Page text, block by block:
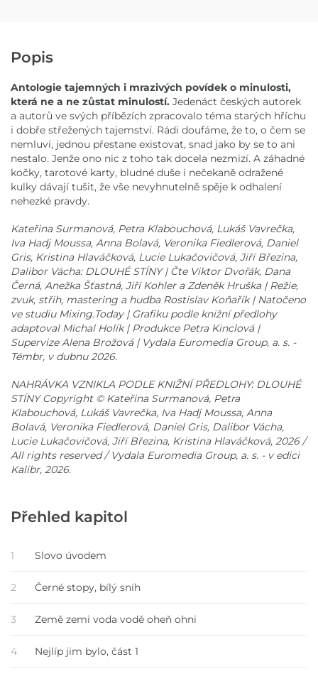
Popis
Antologie tajemných i mrazivých povídek o minulosti,
která ne a ne zůstat minulostí. Jedenáct českých autorek
a autorů ve svých příbězích zpracovalo téma starých hříchu
i dobře střežených tajemství. Rádi doufáme, že to, o čem se
nemluví, jednou přestane existovat, snad jako by se to ani
nestalo. Jenže ono nic z toho tak docela nezmizí. A záhadné
kočky, tarotové karty, bludné duše i nečekaně odražené
kulky dávají tušit, že vše nevyhnutelně spěje k odhalení
nehezké pravdy.
Kateřina Surmanová, Petra Klabouchová, Lukáš Vavrečka,
Iva Hadj Moussa, Anna Bolavá, Veronika Fiedlerová, Daniel
Gris, Kristina Hlaváčková, Lucie Lukačovičová, Jiří Březina,
Dalibor Vácha: DLOUHÉ STÍNY | Čte Viktor Dvořák, Dana
Černá, Anežka Šťastná, Jiří Kohler a Zdeněk Hruška | Režie,
zvuk, střih, mastering a hudba Rostislav Koňařík | Natočeno
ve studiu Mixing.Today | Grafiku podle knižní předlohy
adaptoval Michal Holík | Produkce Petra Kinclová |
Supervize Alena Brožová | Vydala Euromedia Group, a. s. -
Témbr, v dubnu 2026.
NAHRÁVKA VZNIKLA PODLE KNIŽNÍ PŘEDLOHY: DLOUHÉ
STÍNY Copyright © Kateřina Surmanová, Petra
Klabouchová, Lukáš Vavrečka, Iva Hadj Moussa, Anna
Bolavá, Veronika Fiedlerová, Daniel Gris, Dalibor Vácha,
Lucie Lukačovičová, Jiří Březina, Kristina Hlaváčková, 2026 /
All rights reserved / Vydala Euromedia Group, a. s. - v edici
Kalibr, 2026.
Přehled kapitol
1 Slovo úvodem
2 Černé stopy, bílý sníh
3 Země zemi voda vodě oheň ohni
4 Nejlíp jim bylo, část 1